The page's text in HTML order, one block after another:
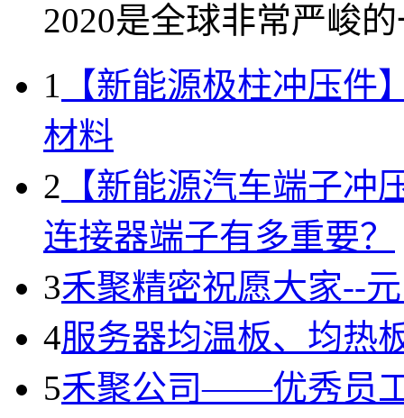
2020是全球非常严峻
1 【新能源极柱冲压
材料
2 【新能源汽车端子
连接器端子有多重要？
3禾聚精密祝愿大家--
4服务器均温板、均热
5禾聚公司——优秀员